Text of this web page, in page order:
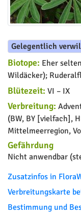
Gelegentlich
Biotope: Eher
Wildäcker);
Blütezeit: VI – IX
Verbreitung:
(BW, BY [vielfach],
Mittelmeerregion,
Gefährdung
Nicht anwendbar
Zusatzinfos in
Verbreitungskarte
Bestimmung und